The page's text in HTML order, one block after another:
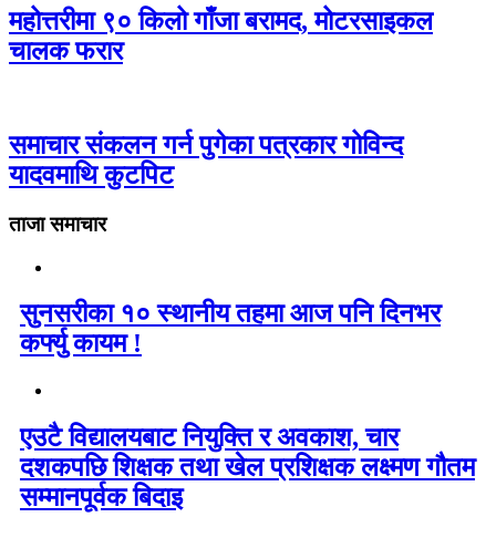
महोत्तरीमा ९० किलो गाँजा बरामद, मोटरसाइकल
चालक फरार
समाचार संकलन गर्न पुगेका पत्रकार गोविन्द
यादवमाथि कुटपिट
ताजा समाचार
सुनसरीका १० स्थानीय तहमा आज पनि दिनभर
कर्फ्यु कायम !
एउटै विद्यालयबाट नियुक्ति र अवकाश, चार
दशकपछि शिक्षक तथा खेल प्रशिक्षक लक्ष्मण गौतम
सम्मानपूर्वक बिदाइ